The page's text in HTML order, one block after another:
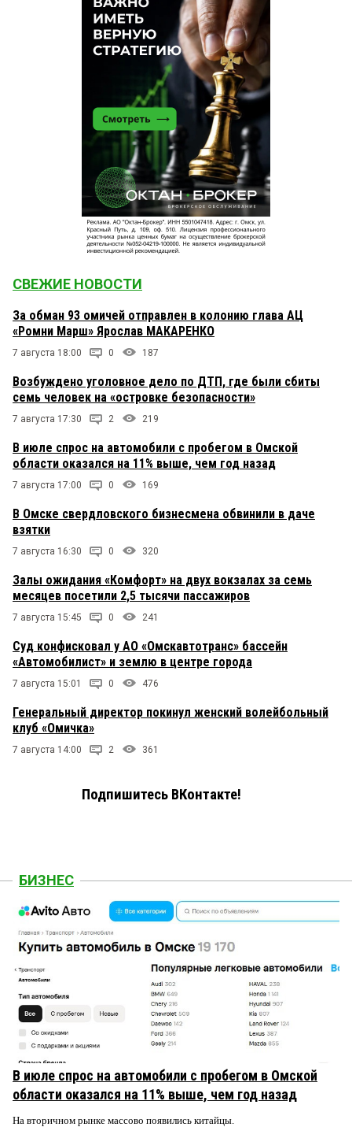
СВЕЖИЕ НОВОСТИ
За обман 93 омичей отправлен в колонию глава АЦ
«Ромни Марш» Ярослав МАКАРЕНКО
7 августа 18:00 0 187
Возбуждено уголовное дело по ДТП, где были сбиты
семь человек на «островке безопасности»
7 августа 17:30 2 219
В июле спрос на автомобили с пробегом в Омской
области оказался на 11% выше, чем год назад
7 августа 17:00 0 169
В Омске свердловского бизнесмена обвинили в даче
взятки
7 августа 16:30 0 320
Залы ожидания «Комфорт» на двух вокзалах за семь
месяцев посетили 2,5 тысячи пассажиров
7 августа 15:45 0 241
Суд конфисковал у АО «Омскавтотранс» бассейн
«Автомобилист» и землю в центре города
7 августа 15:01 0 476
Генеральный директор покинул женский волейбольный
клуб «Омичка»
7 августа 14:00 2 361
Подпишитесь ВКонтакте!
БИЗНЕС
В июле спрос на автомобили с пробегом в Омской
области оказался на 11% выше, чем год назад
На вторичном рынке массово появились китайцы.